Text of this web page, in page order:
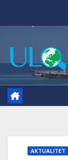
AKTUALITET